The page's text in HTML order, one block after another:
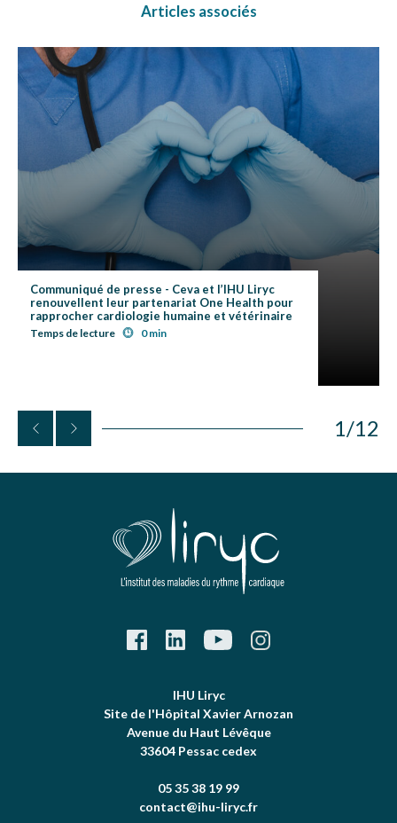
Articles associés
Communiqué de presse - Ceva et l’IHU Liryc
renouvellent leur partenariat One Health pour
rapprocher cardiologie humaine et vétérinaire
Temps de lecture 0 min
1/12
IHU Liryc
Site de l'Hôpital Xavier Arnozan
Avenue du Haut Lévêque
33604 Pessac cedex
05 35 38 19 99
contact@ihu-liryc.fr